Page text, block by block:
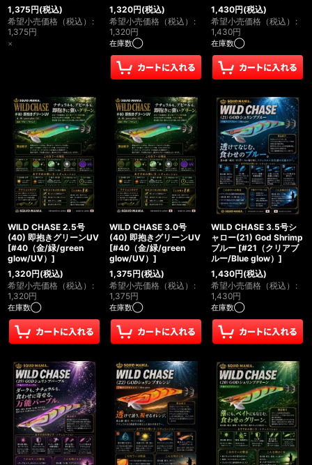
1,375円(税込)
希望小売価格（税込） :
1,375円
×
1,320円(税込)
希望小売価格（税込） :
1,320円
在庫数◯
1,430円(税込)
希望小売価格（税込） :
1,430円
在庫数◯
WILD CHASE 2.5号
(40) 即抱きグリーンUV
[#40（金/緑/green
glow/UV） ]
1,320円(税込)
希望小売価格（税込） :
1,320円
在庫数◯
WILD CHASE 3.0号
(40) 即抱きグリーンUV
[#40（金/緑/green
glow/UV） ]
1,375円(税込)
希望小売価格（税込） :
1,375円
在庫数◯
WILD CHASE 3.5号シ
ャロー(21) God Shrimp
ブルー [#21（クリアブ
ルー/Blue glow） ]
1,430円(税込)
希望小売価格（税込） :
1,430円
在庫数◯